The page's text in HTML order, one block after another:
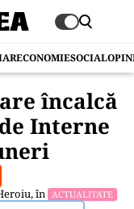
ECONOMIESOCIAL
încalcă
Interne
, în ACTUALITATE